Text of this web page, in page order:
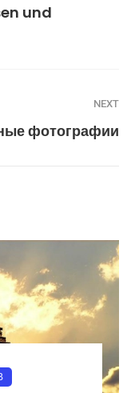
und
NEXT
фотографии